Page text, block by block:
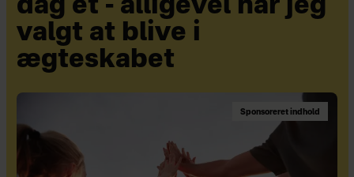
dag ét - alligevel har jeg
valgt at blive i
ægteskabet
Sponsoreret indhold